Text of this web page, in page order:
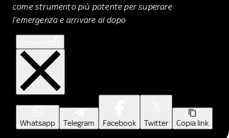
come strumento più potente per superare
l’emergenza e arrivare al dopo
Whatsapp Telegram Facebook Twitter Copia link